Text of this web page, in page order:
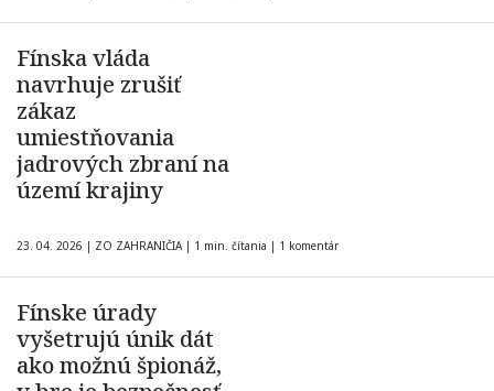
Fínska vláda
navrhuje zrušiť
zákaz
umiestňovania
jadrových zbraní na
území krajiny
23. 04. 2026 | ZO ZAHRANIČIA | 1 min. čítania | 1 komentár
Fínske úrady
vyšetrujú únik dát
ako možnú špionáž,